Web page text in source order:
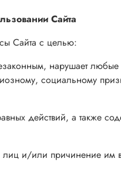
Сайта
Сайта с целью:
нарушает
социальному
действий, а также
лиц и/или причинение им